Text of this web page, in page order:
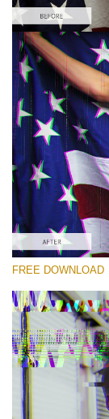
Free PNG
Small
Glitch Effect
(65 Overlays)
Large
(290 Overlays)
Large
Entire
(1783
FREE DOWNLOAD